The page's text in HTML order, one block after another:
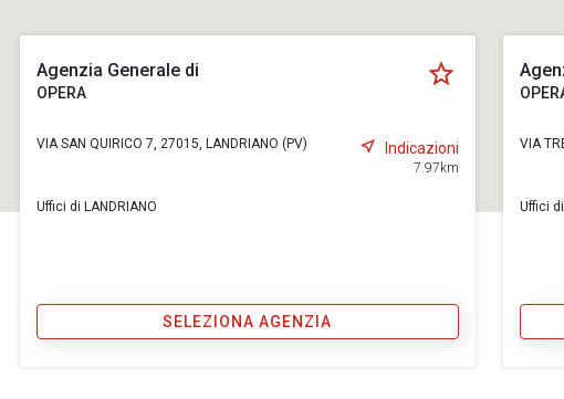
Agenzia Generale di
OPERA
VIA SAN QUIRICO 7, 27015, LANDRIANO (PV) Indicazioni
7.97km
Uffici di LANDRIANO
SELEZIONA AGENZIA
VIA
Uffici di